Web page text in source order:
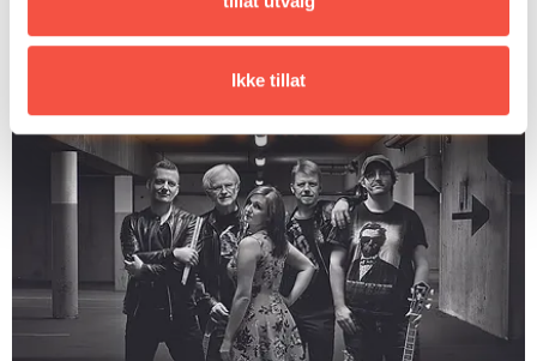
Ikke tillat